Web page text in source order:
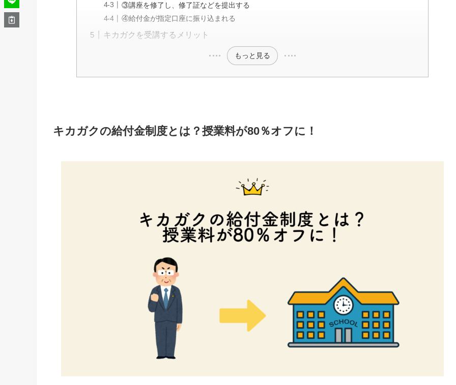
③講座を修了し、修了証などを提出する
④給付金が指定口座に振り込まれる
キカガクを受講するメリット
もっと見る
キカガクの給付金制度とは？授業料が80％オフに！